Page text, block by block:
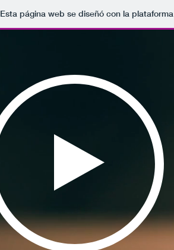
Esta página web se diseñó con la plataforma